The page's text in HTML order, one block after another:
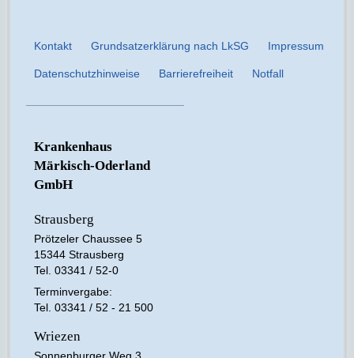
Kontakt Grundsatzerklärung nach LkSG Impressum
Datenschutzhinweise Barrierefreiheit Notfall
Krankenhaus
Märkisch-Oderland
GmbH
Strausberg
Prötzeler Chaussee 5
15344 Strausberg
Tel. 03341 / 52-0
Terminvergabe:
Tel. 03341 / 52 - 21 500
Wriezen